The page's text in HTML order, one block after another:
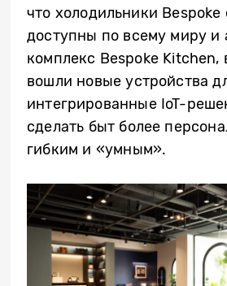
что холодильники Bespoke
доступны по всему миру и
комплекс Bespoke Kitchen,
вошли новые устройства
интегрированные IoT-
сделать быт более
гибким и «умным».